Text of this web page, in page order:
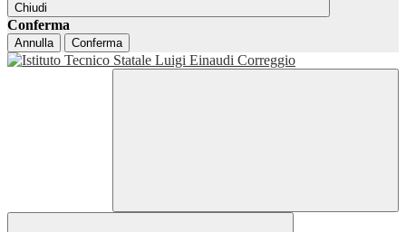
Chiudi
Conferma
Annulla Conferma